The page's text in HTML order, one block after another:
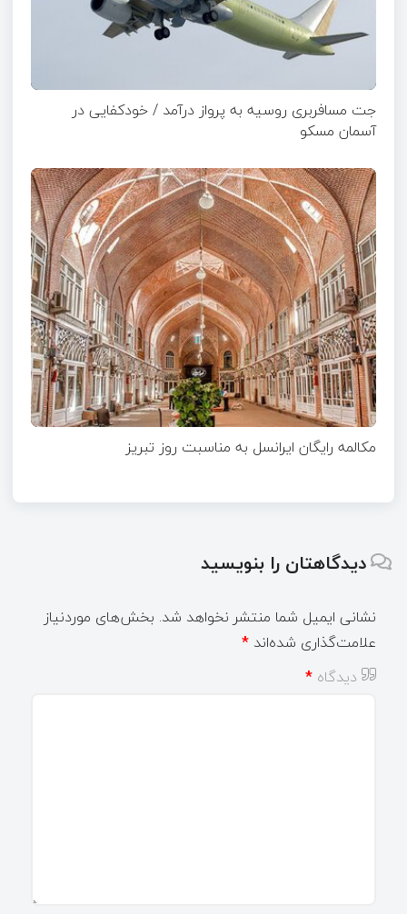
جت مسافربری روسیه به پرواز درآمد / خودکفایی در
آسمان مسکو
مکالمه رایگان ایرانسل به مناسبت روز تبریز
دیدگاهتان را بنویسید
نشانی ایمیل شما منتشر نخواهد شد. بخش‌های موردنیاز
علامت‌گذاری شده‌اند *
دیدگاه *